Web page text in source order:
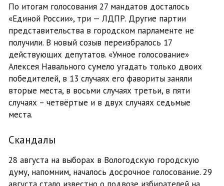
По итогам голосования 27 мандатов досталось
«Единой России», три — ЛДПР. Другие партии
представительства в городском парламенте не
получили. В новый созыв переизбралось 17
действующих депутатов. «Умное голосование»
Алексея Навального сумело угадать только двоих
победителей, в 13 случаях его фавориты заняли
вторые места, в восьми случаях третьи, в пяти
случаях – четвёртые и в двух случаях седьмые
места.
Скандалы
28 августа на выборах в Вологодскую городскую
думу, напомним, началось досрочное голосование. 29